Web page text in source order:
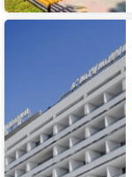
Санаторий